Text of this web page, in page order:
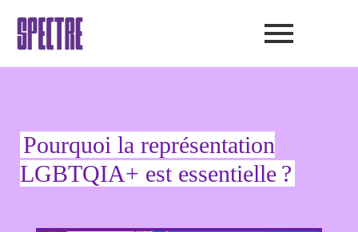
Aller
Pourquoi la représentation
LGBTQIA+ est essentielle ?